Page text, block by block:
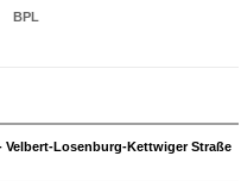
BPL
Velbert-Losenburg-Kettwiger Straße